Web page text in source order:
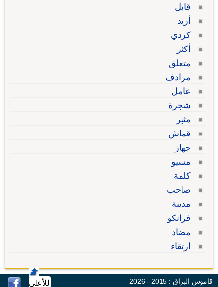
قابل
أريد
كردي
أكثر
متعلق
مرادف
عامل
شجرة
مثير
قماش
جهاز
مسيو
كلمة
صاحب
مدينة
فرانكو
مضاد
ارتقاء
للأعلى قاموس البراق : 2015 - 2026